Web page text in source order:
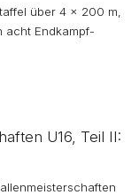
über 4 x 200 m,
acht Endkampf-
U16, Teil II: